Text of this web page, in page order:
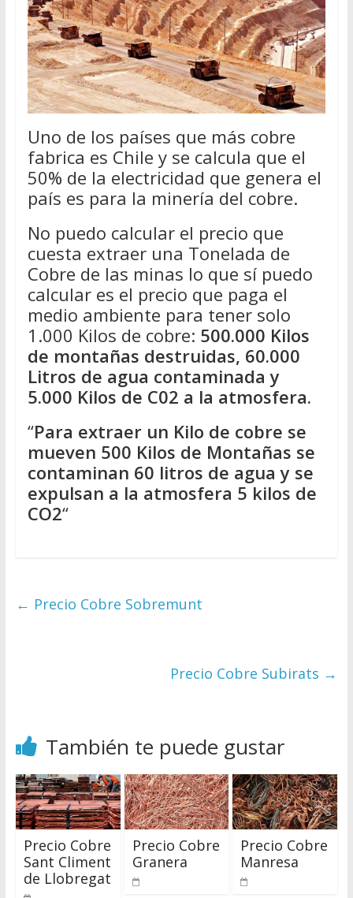
Uno de los países que más cobre
fabrica es Chile y se calcula que el
50% de la electricidad que genera el
país es para la minería del cobre.
No puedo calcular el precio que
cuesta extraer una Tonelada de
Cobre de las minas lo que sí puedo
calcular es el precio que paga el
medio ambiente para tener solo
1.000 Kilos de cobre: 500.000 Kilos
de montañas destruidas, 60.000
Litros de agua contaminada y
5.000 Kilos de C02 a la atmosfera.
“Para extraer un Kilo de cobre se
mueven 500 Kilos de Montañas se
contaminan 60 litros de agua y se
expulsan a la atmosfera 5 kilos de
CO2“
← Precio Cobre Sobremunt
Precio Cobre Subirats →
También te puede gustar
Precio Cobre
Sant Climent
de Llobregat
Precio Cobre
Granera
Precio Cobre
Manresa